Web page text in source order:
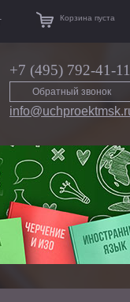
Корзина пуста
+7 (495) 792-41-11
Обратный звонок